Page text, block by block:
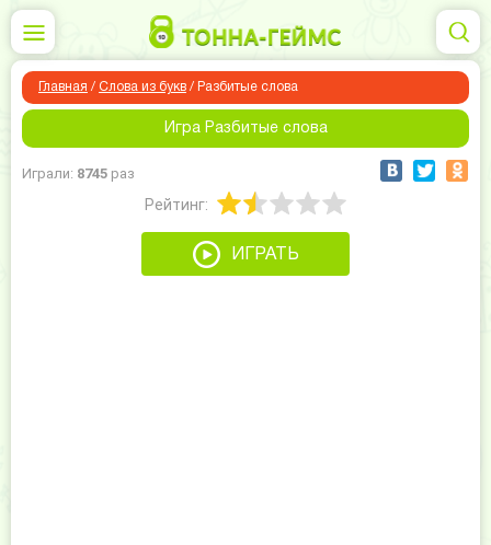
Главная / Слова из букв / Разбитые слова
Игра Разбитые слова
Играли: 8745 раз
Рейтинг:
ИГРАТЬ